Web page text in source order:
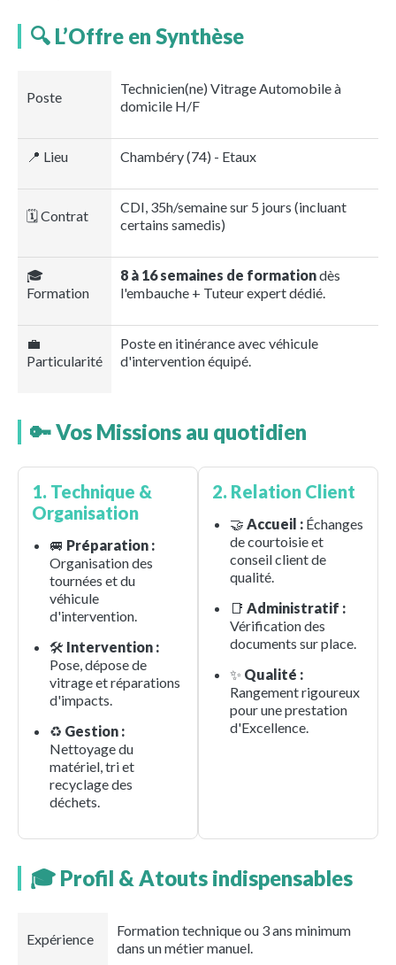
🔍 L’Offre en Synthèse
Poste
Technicien(ne) Vitrage Automobile à
domicile H/F
📍 Lieu Chambéry (74) - Etaux
🗓️ Contrat
CDI, 35h/semaine sur 5 jours (incluant
certains samedis)
🎓
Formation
8 à 16 semaines de formationdès
l'embauche + Tuteur expert dédié.
💼
Particularité
Poste en itinérance avec véhicule
d'intervention équipé.
🔑 Vos Missions au quotidien
1. Technique &
Organisation
🚐 Préparation :
Organisation des
tournées et du
véhicule
d'intervention.
🛠️ Intervention :
Pose, dépose de
vitrage et réparations
d'impacts.
♻️ Gestion :
Nettoyage du
matériel, tri et
recyclage des
déchets.
2. Relation Client
🤝 Accueil : Échanges
de courtoisie et
conseil client de
qualité.
📑 Administratif :
Vérification des
documents sur place.
✨ Qualité :
Rangement rigoureux
pour une prestation
d'Excellence.
🎓 Profil & Atouts indispensables
Expérience
Formation technique ou 3 ans minimum
dans un métier manuel.